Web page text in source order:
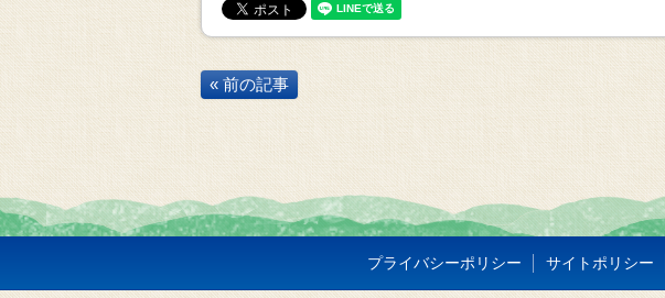
« 前の記事
プライバシーポリシー サイトポリシー